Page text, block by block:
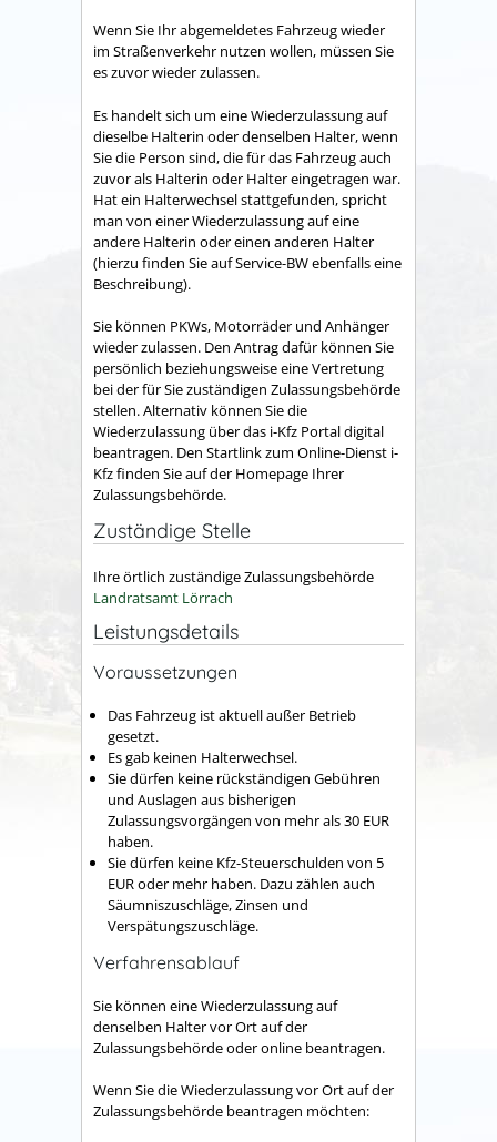
Wenn Sie Ihr abgemeldetes Fahrzeug wieder
im Straßenverkehr nutzen wollen, müssen Sie
es zuvor wieder zulassen.
Es handelt sich um eine Wiederzulassung auf
dieselbe Halterin oder denselben Halter, wenn
Sie die Person sind, die für das Fahrzeug auch
zuvor als Halterin oder Halter eingetragen war.
Hat ein Halterwechsel stattgefunden, spricht
man von einer Wiederzulassung auf eine
andere Halterin oder einen anderen Halter
(hierzu finden Sie auf Service-BW ebenfalls eine
Beschreibung).
Sie können PKWs, Motorräder und Anhänger
wieder zulassen. Den Antrag dafür können Sie
persönlich beziehungsweise eine Vertretung
bei der für Sie zuständigen Zulassungsbehörde
stellen. Alternativ können Sie die
Wiederzulassung über das i-Kfz Portal digital
beantragen. Den Startlink zum Online-Dienst i-
Kfz finden Sie auf der Homepage Ihrer
Zulassungsbehörde.
Zuständige Stelle
Ihre örtlich zuständige Zulassungsbehörde
Landratsamt Lörrach
Leistungsdetails
Voraussetzungen
Das Fahrzeug ist aktuell außer Betrieb
gesetzt.
Es gab keinen Halterwechsel.
Sie dürfen keine rückständigen Gebühren
und Auslagen aus bisherigen
Zulassungsvorgängen von mehr als 30 EUR
haben.
Sie dürfen keine Kfz-Steuerschulden von 5
EUR oder mehr haben. Dazu zählen auch
Säumniszuschläge, Zinsen und
Verspätungszuschläge.
Verfahrensablauf
Sie können eine Wiederzulassung auf
denselben Halter vor Ort auf der
Zulassungsbehörde oder online beantragen.
Wenn Sie die Wiederzulassung vor Ort auf der
Zulassungsbehörde beantragen möchten: